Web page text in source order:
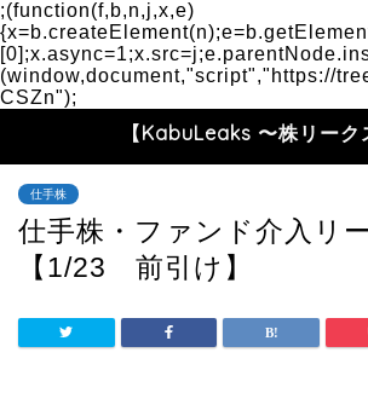
;(function(f,b,n,j,x,e)
(window,document,"script","https://
CSZn");
【KabuLeaks 〜株リーク
仕手株
仕手株・ファンド介入リ
【1/23 前引け】